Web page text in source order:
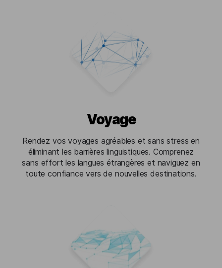
Voyage
Rendez vos voyages agréables et sans stress en
éliminant les barrières linguistiques. Comprenez
sans effort les langues étrangères et naviguez en
toute confiance vers de nouvelles destinations.